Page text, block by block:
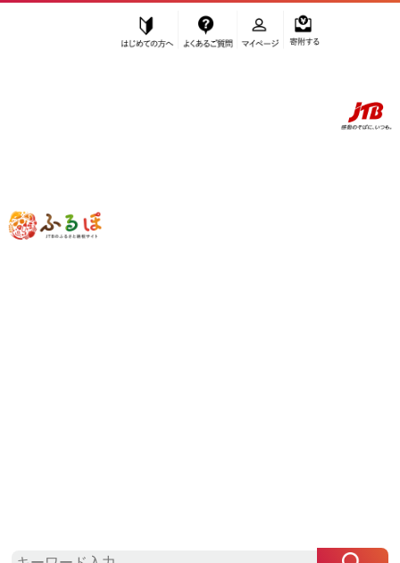
ふるぽ JTBのふるさと納税サイト
”鮭・サーモン” 新潟県